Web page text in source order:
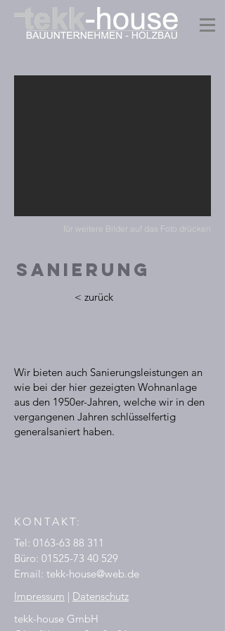
für weitere Bilder auf das Foto drücken
sanierung
< zurück
Wir bieten auch Sanierungsleistungen an
wie bei der hier gezeigten Wohnanlage
aus den 1950er-Jahren, welche wir in den
vergangenen Jahren schlüsselfertig
generalsaniert haben.
KONTAKT:
Tel: 0163-63 88 311
Büro: 01525-73 40 529
Email: tekk-house@web.de
Impressum | Datenschutz
tekk-house GmbH